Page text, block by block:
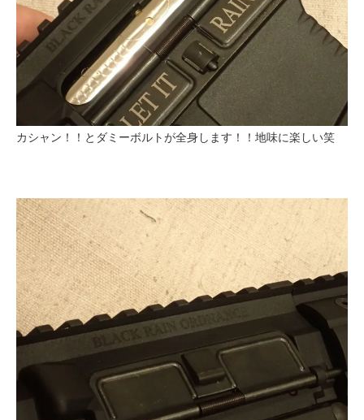
カシャン！！とダミーボルトが全身します！！地味に楽しい笑